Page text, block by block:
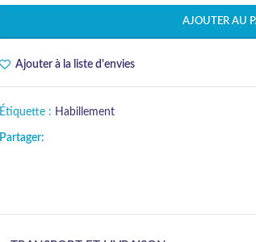
AJOUTER AU
Ajouter à la liste d'envies
Étiquette : Habillement
Partager: